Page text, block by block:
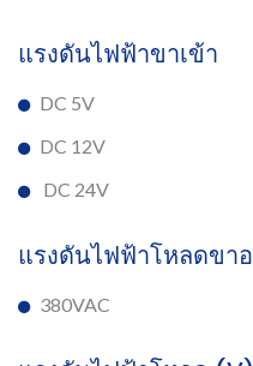
แรงดันไฟฟ้าขาเข้า
DC 5V
DC 12V
DC 24V
แรงดันไฟฟ้าโหลดขา
380VAC